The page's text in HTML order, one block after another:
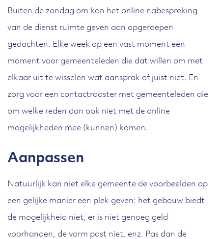
Buiten de zondag om kan het online nabespreking
van de dienst ruimte geven aan opgeroepen
gedachten. Elke week op een vast moment een
moment voor gemeenteleden die dat willen om met
elkaar uit te wisselen wat aansprak of juist niet. En
zorg voor een contactrooster met gemeenteleden die
om welke reden dan ook niet met de online
mogelijkheden mee (kunnen) komen.
Aanpassen
Natuurlijk kan niet elke gemeente de voorbeelden op
een gelijke manier een plek geven: het gebouw biedt
de mogelijkheid niet, er is niet genoeg geld
voorhanden, de vorm past niet, enz. Pas dan de